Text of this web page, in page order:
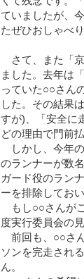
ていましたが、
たぜひおしゃべ
さて、また「
ました。去年は
っていた○○さん
した。その結果
すが)、「安全に
どの理由で門前
しかし、今年
のランナーが数
ガード役のラン
ーを排除してお
もし○○さんが
度実行委員会の
前回も、○○さ
ソンを完走され
ん。